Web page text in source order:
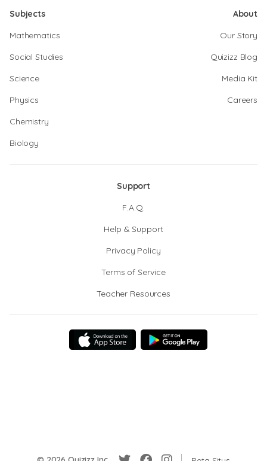
Subjects
Mathematics
Social Studies
Science
Physics
Chemistry
Biology
About
Our Story
Quizizz Blog
Media Kit
Careers
Support
F.A.Q.
Help & Support
Privacy Policy
Terms of Service
Teacher Resources